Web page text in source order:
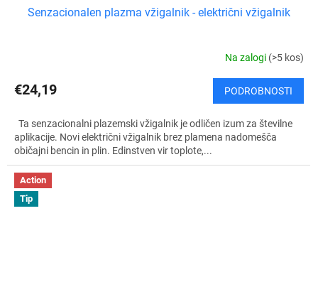
Senzacionalen plazma vžigalnik - električni vžigalnik
Na zalogi (>5 kos)
€24,19 PODROBNOSTI
Ta senzacionalni plazemski vžigalnik je odličen izum za številne
aplikacije. Novi električni vžigalnik brez plamena nadomešča
običajni bencin in plin. Edinstven vir toplote,...
Action
Tip